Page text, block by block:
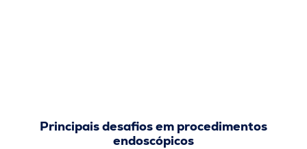
Principais desafios em procedimentos
endoscópicos